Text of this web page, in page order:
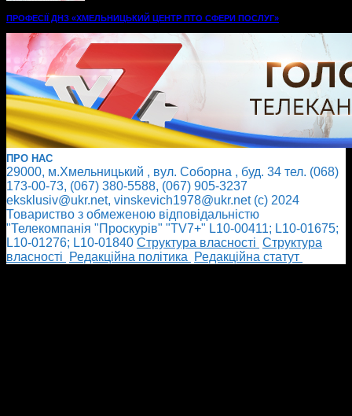
ПРОФЕСІЇ ДНЗ «ХМЕЛЬНИЦЬКИЙ ЦЕНТР ПТО СФЕРИ ПОСЛУГ»
ПРО НАС
29000, м.Хмельницький , вул. Соборна , буд. 34 тел. (068)
173-00-73, (067) 380-5588, (067) 905-3237
eksklusiv@ukr.net, vinskevich1978@ukr.net (с) 2024
Товариство з обмеженою відповідальністю
"Телекомпанія "Проскурів" "TV7+" L10-00411; L10-01675;
L10-01276; L10-01840 Cтруктура власності Cтруктура
власності
Редакційна політика Редакційна статут